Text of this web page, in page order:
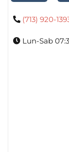
(713) 920-
Lun-Sab